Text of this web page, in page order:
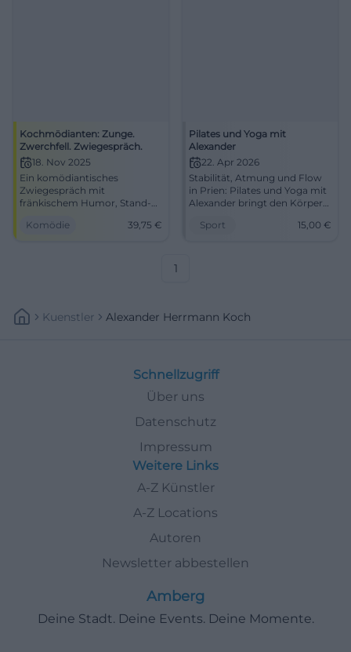
Kochmödianten: Zunge.
Zwerchfell. Zwiegespräch.
18. Nov 2025
Ein komödiantisches
Zwiegespräch mit
fränkischem Humor, Stand-
Freiheitshalle Hof. Sichere dir
Komödie 39,75 €
Pilates und Yoga mit
Alexander
22. Apr 2026
Stabilität, Atmung und Flow
in Prien: Pilates und Yoga mit
Alexander bringt den Körper
Uhr, 15 Euro pro Einheit. Jetzt
Sport 15,00 €
1
Kuenstler Alexander Herrmann Koch
Schnellzugriff
Über uns
Datenschutz
Impressum
Weitere Links
A-Z Künstler
A-Z Locations
Autoren
Newsletter abbestellen
Amberg
Deine Stadt. Deine Events. Deine Momente.